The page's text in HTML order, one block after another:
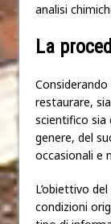
analisi
La
restaurare,
scientifico sia
genere, del
occasionali e
L’obiettivo
condizioni